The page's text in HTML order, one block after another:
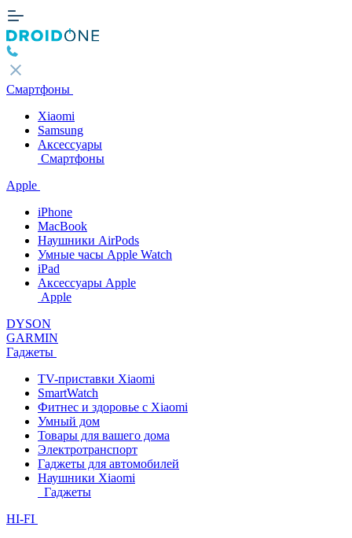
Смартфоны
Xiaomi
Samsung
Аксессуары
Смартфоны
Apple
iPhone
MacBook
Наушники AirPods
Умные часы Apple Watch
iPad
Аксессуары Apple
Apple
DYSON
GARMIN
Гаджеты
TV-приставки Xiaomi
SmartWatch
Фитнес и здоровье с Xiaomi
Умный дом
Товары для вашего дома
Электротранспорт
Гаджеты для автомобилей
Наушники Xiaomi
Гаджеты
HI-FI